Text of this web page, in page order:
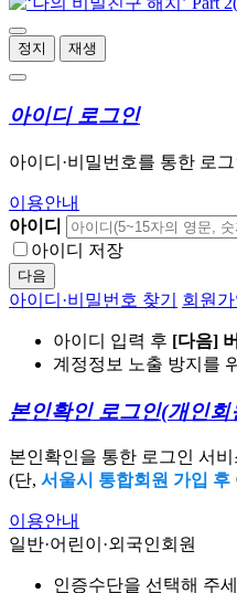
정지 재생
아이디 로그인
아이디·비밀번호를 통한 로
이용안내
아이디
아이디 저장
다음
아이디·비밀번호 찾기 회원가
아이디 입력 후 [다음]
계정정보 노출 방지를
본인확인 로그인(개인회
본인확인을 통한 로그인 서
(단, 서울시 통합회원 가입 후
이용안내
일반·어린이·외국인회원
인증수단을 선택해 주